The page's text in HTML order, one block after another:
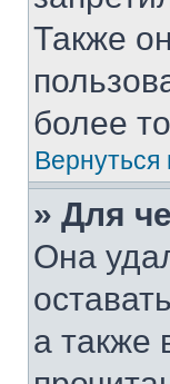
Также
более
Вернуться
» Для
Она
а также